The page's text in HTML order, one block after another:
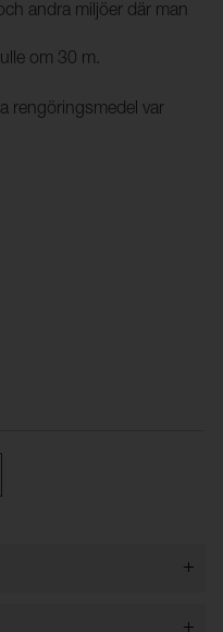
andra miljöer där man
om 30 m.
rengöringsmedel var
+
+